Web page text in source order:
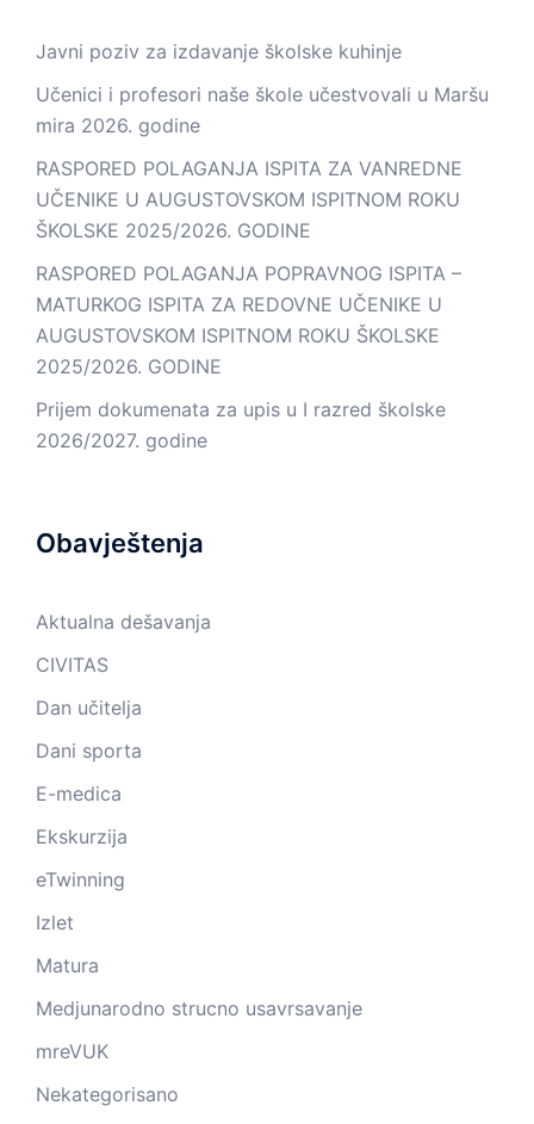
Javni poziv za izdavanje školske kuhinje
Učenici i profesori naše škole učestvovali u Maršu
mira 2026. godine
RASPORED POLAGANJA ISPITA ZA VANREDNE
UČENIKE U AUGUSTOVSKOM ISPITNOM ROKU
ŠKOLSKE 2025/2026. GODINE
RASPORED POLAGANJA POPRAVNOG ISPITA –
MATURKOG ISPITA ZA REDOVNE UČENIKE U
AUGUSTOVSKOM ISPITNOM ROKU ŠKOLSKE
2025/2026. GODINE
Prijem dokumenata za upis u I razred školske
2026/2027. godine
Obavještenja
Aktualna dešavanja
CIVITAS
Dan učitelja
Dani sporta
E-medica
Ekskurzija
eTwinning
Izlet
Matura
Medjunarodno strucno usavrsavanje
mreVUK
Nekategorisano